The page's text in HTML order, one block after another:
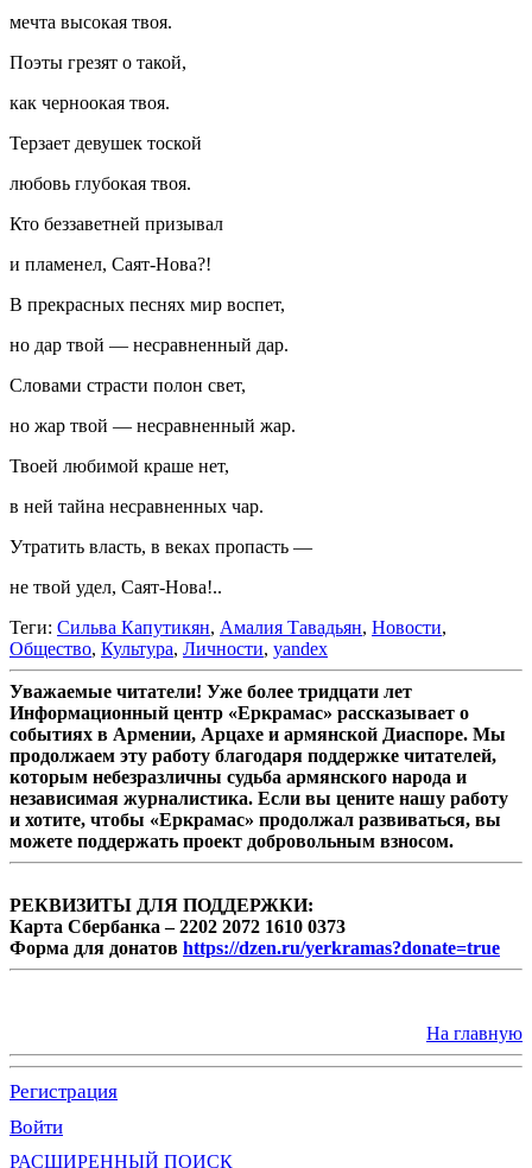
мечта высокая твоя.
Поэты грезят о такой,
как черноокая твоя.
Терзает девушек тоской
любовь глубокая твоя.
Кто беззаветней призывал
и пламенел, Саят-Нова?!
В прекрасных песнях мир воспет,
но дар твой — несравненный дар.
Словами страсти полон свет,
но жар твой — несравненный жар.
Твоей любимой краше нет,
в ней тайна несравненных чар.
Утратить власть, в веках пропасть —
не твой удел, Саят-Нова!..
Теги: Сильва Капутикян, Амалия Тавадьян, Новости,
Общество, Культура, Личности, yandex
Уважаемые читатели! Уже более тридцати лет
Информационный центр «Еркрамас» рассказывает о
событиях в Армении, Арцахе и армянской Диаспоре. Мы
продолжаем эту работу благодаря поддержке читателей,
которым небезразличны судьба армянского народа и
независимая журналистика. Если вы цените нашу работу
и хотите, чтобы «Еркрамас» продолжал развиваться, вы
можете поддержать проект добровольным взносом.
РЕКВИЗИТЫ ДЛЯ ПОДДЕРЖКИ:
Карта Сбербанка – 2202 2072 1610 0373
Форма для донатов https://dzen.ru/yerkramas?donate=true
На главную
Регистрация
Войти
РАСШИРЕННЫЙ ПОИСК